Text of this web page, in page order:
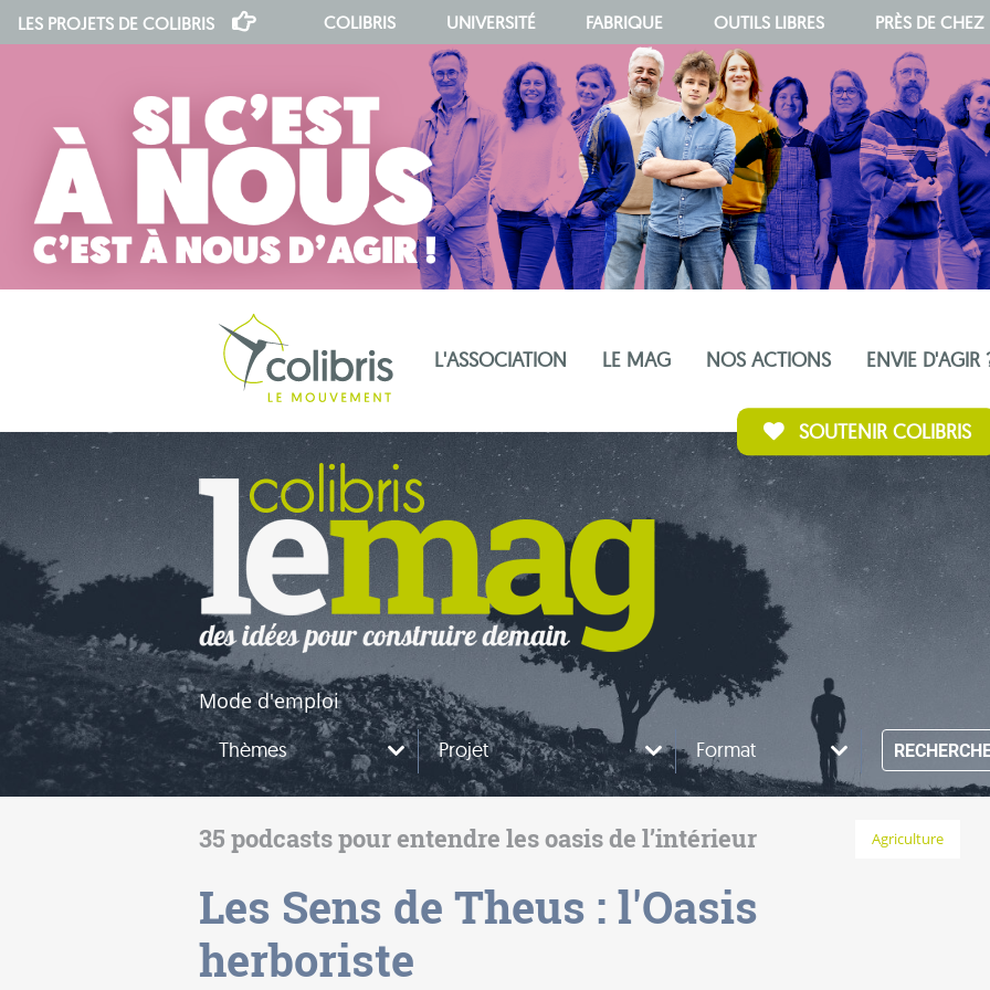
LES PROJETS DE COLIBRIS COLIBRIS UNIVERSITÉ FABRIQUE OUTILS LIBRES PRÈS DE
L'ASSOCIATION LE MAG NOS ACTIONS ENVIE D'AGIR
indépendance
SOUTENIR COLIBRIS
Mode d'emploi
Thèmes Projet Format
35 podcasts pour entendre les oasis de l’intérieur Agriculture
Les Sens de Theus : l'Oasis
herboriste